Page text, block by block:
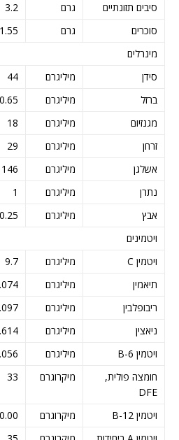
סיבים תזונתיים
גרם 3.2
סוכרים
גרם 1.55
מינרלים
סידן
מיליגרם 44
ברזל
מיליגרם 0.65
מגנזיום
מיליגרם 18
זרחן
מיליגרם 29
אשלגן
מיליגרם 146
נתרן
מיליגרם 1
אבץ
מיליגרם 0.25
ויטמינים
ויטמין C
מיליגרם 9.7
תיאמין
מיליגרם
ריבופלבין
מיליגרם
ניאצין
מיליגרם
ויטמין B-6
מיליגרם
חומצה פולית,
DFE
מיקרוגרם 33
ויטמין B-12 מיקרוגרם 0.00